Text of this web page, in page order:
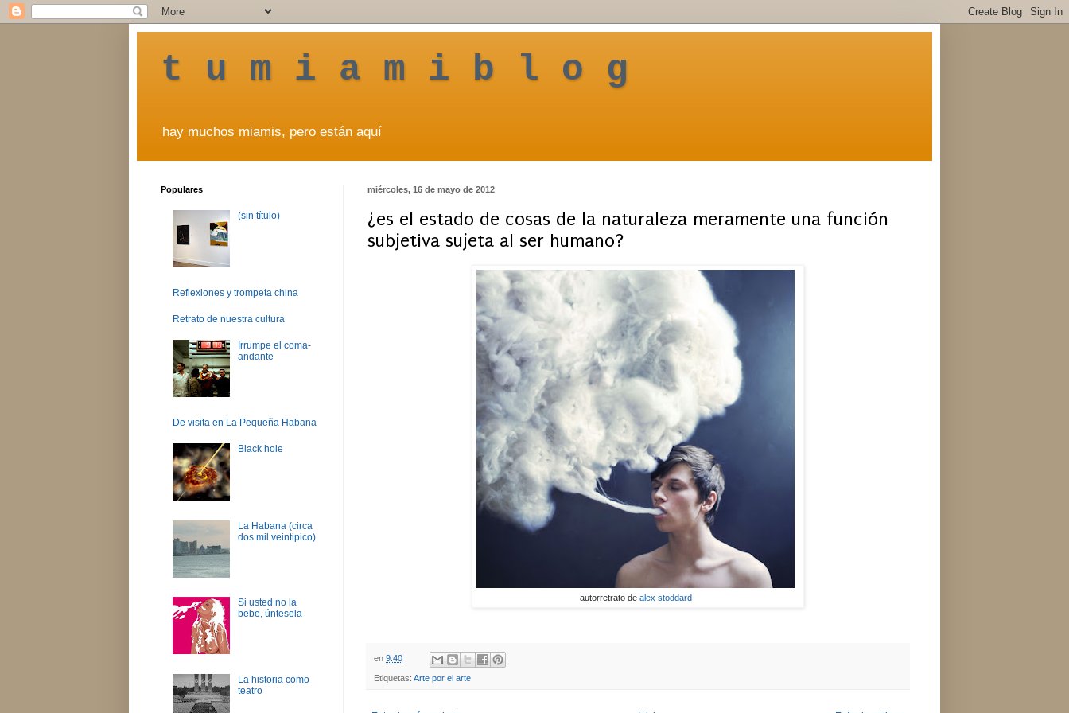
t u m i a m i b l o g
hay muchos miamis, pero están aquí
miércoles, 16 de mayo de 2012
¿es el estado de cosas de la naturaleza meramente una función
subjetiva sujeta al ser humano?
autorretrato de alex stoddard
en 9:40
Etiquetas: Arte por el arte
Populares
(sin título)
Reflexiones y trompeta china
Retrato de nuestra cultura
Irrumpe el coma-
andante
De visita en La Pequeña Habana
Black hole
La Habana (circa
dos mil veintipico)
Si usted no la
bebe, úntesela
La historia como
teatro